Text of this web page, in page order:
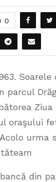
0
parcul
Ziua
oraşului
urma
din